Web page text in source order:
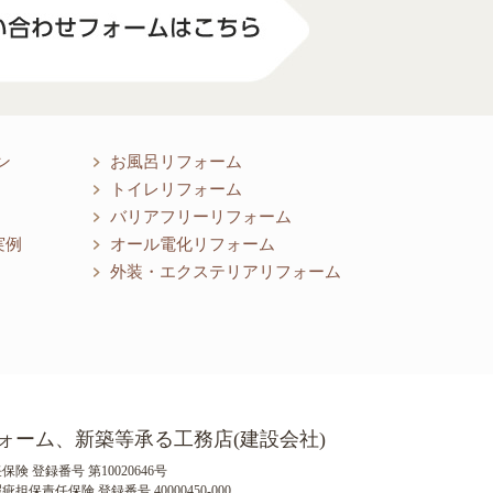
お風呂リフォーム
トイレリフォーム
バリアフリーリフォーム
オール電化リフォーム
外装・エクステリアリフォーム
ーム、新築等承る工務店(建設会社)
険 登録番号 第10020646号